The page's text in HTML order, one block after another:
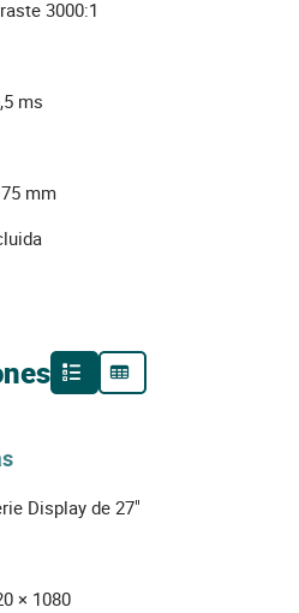
3000:1
ms
mm
Display de 27"
× 1080